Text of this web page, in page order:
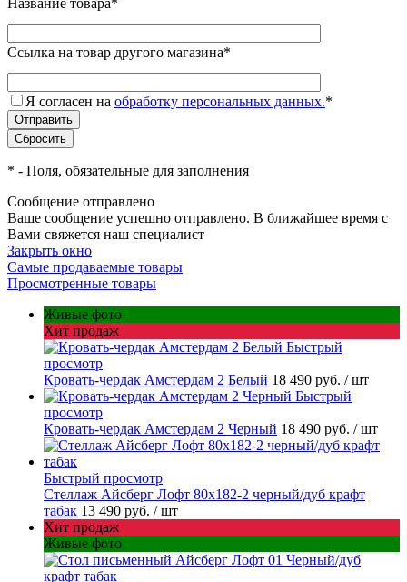
Ссылка на товар другого магазина*
Я согласен на обработку персональных данных.*
* - Поля, обязательные для заполнения
Сообщение отправлено
Ваше сообщение успешно отправлено. В ближайшее время с
Вами свяжется наш специалист
Закрыть окно
Самые продаваемые товары
Просмотренные товары
Живые фото
Хит продаж
Быстрый
просмотр
Кровать-чердак Амстердам 2 Белый 18 490 руб. / шт
Быстрый
просмотр
Кровать-чердак Амстердам 2 Черный 18 490 руб. / шт
Быстрый просмотр
Стеллаж Айсберг Лофт 80х182-2 черный/дуб крафт
табак 13 490 руб. / шт
Хит продаж
Живые фото